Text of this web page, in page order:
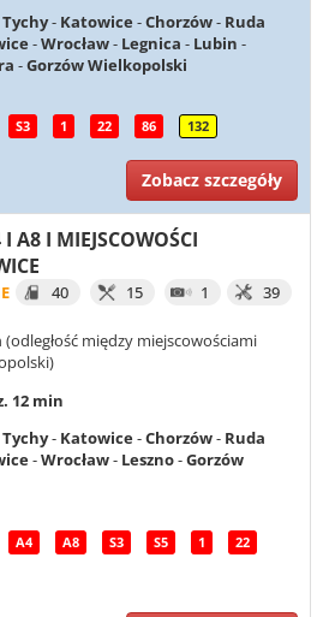
Tychy- Katowice -Chorzów- Ruda
-Wrocław- Legnica - Lubin -
-Gorzów Wielkopolski
S3 1 22 86 132
Zobacz szczegóły
A8 I MIEJSCOWOŚCI
40 15 1 39
(odległość między miejscowościami
12 min
Tychy- Katowice-Chorzów- Ruda
-Wrocław- Leszno-Gorzów
A4 A8 S3 S5 1 22